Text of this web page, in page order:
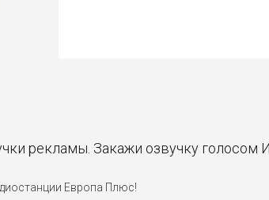
рекламы. Закажи озвучку голосом
Европа Плюс!